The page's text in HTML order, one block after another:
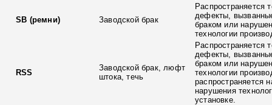
SB (ремни) Заводской брак
Распространяется
дефекты,
браком или
технологии
RSS
Заводской брак, люфт
штока, течь
Распространяется
дефекты,
браком или
технологии
распространяется
нарушения
установке.